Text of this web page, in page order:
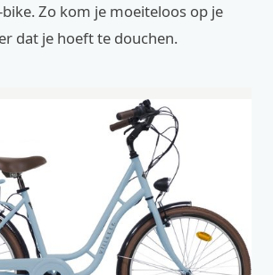
Zo kom je moeiteloos op je
dat je hoeft te douchen.